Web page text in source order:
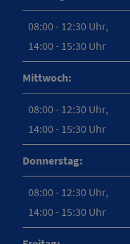
08:00 - 12:30 Uhr,
14:00 - 15:30 Uhr
Mittwoch:
08:00 - 12:30 Uhr,
14:00 - 15:30 Uhr
Donnerstag:
08:00 - 12:30 Uhr,
14:00 - 15:30 Uhr